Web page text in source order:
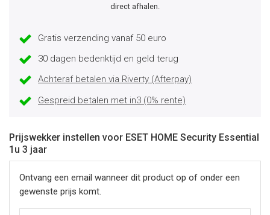
direct afhalen.
Gratis verzending vanaf 50 euro
30 dagen bedenktijd en geld terug
Achteraf betalen via Riverty (Afterpay)
Gespreid betalen met in3 (0% rente)
Prijswekker instellen voor ESET HOME Security Essential
1u 3 jaar
Ontvang een email wanneer dit product op of onder een
gewenste prijs komt.